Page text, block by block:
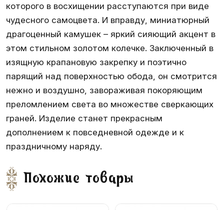
которого в восхищении расступаются при виде
чудесного самоцвета. И вправду, миниатюрный
драгоценный камушек – яркий сияющий акцент в
этом стильном золотом колечке. Заключенный в
изящную крапановую закрепку и поэтично
парящий над поверхностью обода, он смотрится
нежно и воздушно, завораживая покоряющим
преломлением света во множестве сверкающих
граней. Изделие станет прекрасным
дополнением к повседневной одежде и к
праздничному наряду.
Похожие товары